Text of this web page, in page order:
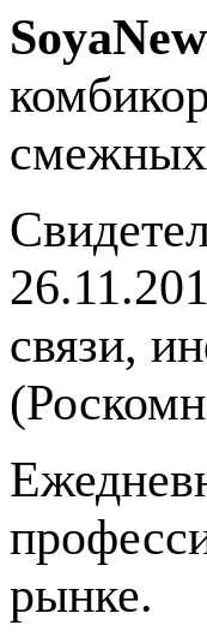
смежных
связи,
рынке.